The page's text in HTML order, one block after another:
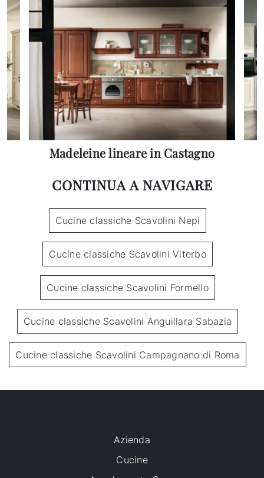
Madeleine lineare in Castagno
CONTINUA A NAVIGARE
Cucine classiche Scavolini Nepi
Cucine classiche Scavolini Viterbo
Cucine classiche Scavolini Formello
Cucine classiche Scavolini Anguillara Sabazia
Cucine classiche Scavolini Campagnano di Roma
Azienda
Cucine